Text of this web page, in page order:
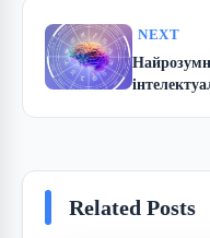
NEXT
Related Posts